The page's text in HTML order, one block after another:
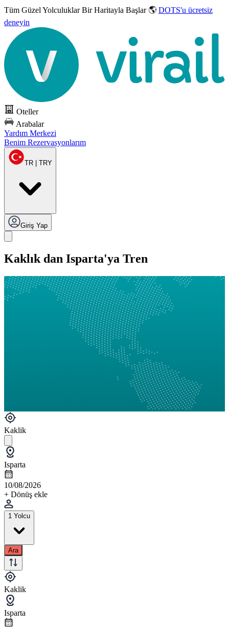
Tüm Güzel YolculuklarBir Haritayla Başlar 🌎 DOTS'u ücretsiz
deneyin
Oteller
Arabalar
Yardım Merkezi
Benim Rezervasyonlarım
TR | TRY
Giriş Yap
Kaklık dan Isparta'ya Tren
Kaklik
Isparta
10/08/2026
+ Dönüş ekle
1 Yolcu
Ara
Kaklik
Isparta